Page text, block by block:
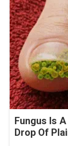
Fungus Is
Drop Of